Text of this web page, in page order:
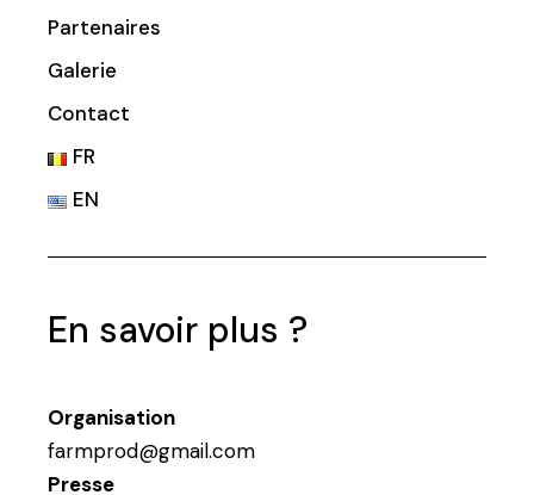
Partenaires
Galerie
Contact
FR
EN
En savoir plus ?
Organisation
farmprod@gmail.com
Presse